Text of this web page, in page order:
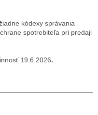
kódexy správania
spotrebiteľa pri predaji
19.6.2026.